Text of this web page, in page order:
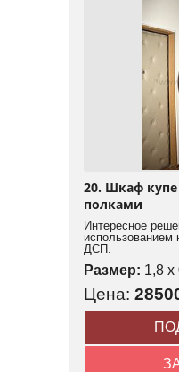
20. Шкаф
полками
Интересное
использованием
ДСП.
Размер: 1,8 x
Цена: